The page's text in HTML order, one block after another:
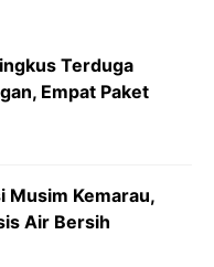
Terduga
Empat Paket
Musim Kemarau,
Air Bersih